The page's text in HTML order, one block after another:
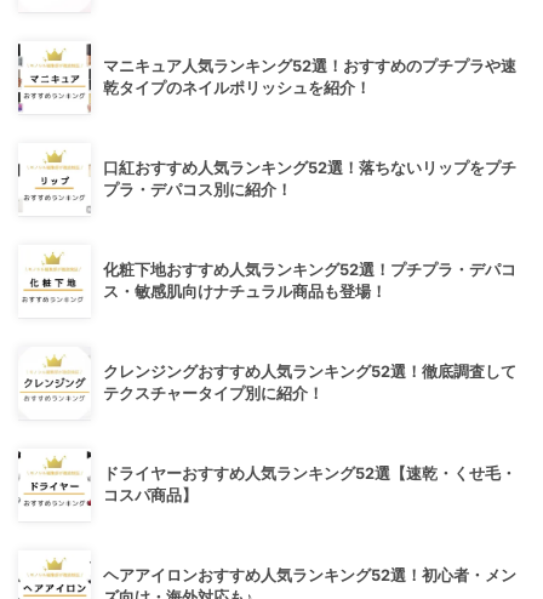
マニキュア人気ランキング52選！おすすめのプチプラや速
乾タイプのネイルポリッシュを紹介！
口紅おすすめ人気ランキング52選！落ちないリップをプチ
プラ・デパコス別に紹介！
化粧下地おすすめ人気ランキング52選！プチプラ・デパコ
ス・敏感肌向けナチュラル商品も登場！
クレンジングおすすめ人気ランキング52選！徹底調査して
テクスチャータイプ別に紹介！
ドライヤーおすすめ人気ランキング52選【速乾・くせ毛・
コスパ商品】
ヘアアイロンおすすめ人気ランキング52選！初心者・メン